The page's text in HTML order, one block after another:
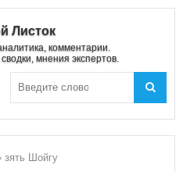
Листок
комментарии.
мнения экспертов.
зять Шойгу